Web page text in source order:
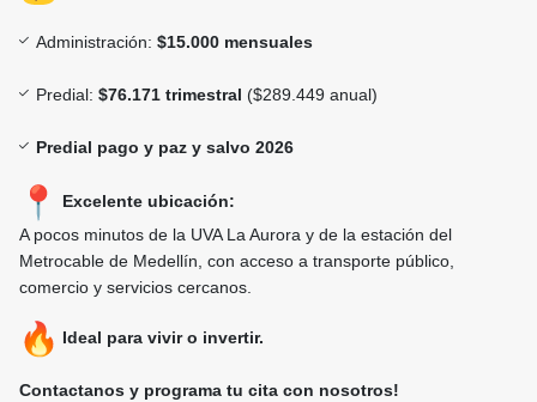
Administración: $15.000 mensuales
Predial: $76.171 trimestral ($289.449 anual)
Predial pago y paz y salvo 2026
Excelente ubicación:
A pocos minutos de la UVA La Aurora y de la estación del
Metrocable de Medellín, con acceso a transporte público,
comercio y servicios cercanos.
Ideal para vivir o invertir.
Contactanos y programa tu cita con nosotros!